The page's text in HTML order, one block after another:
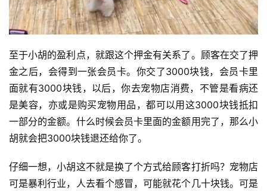
至于小胡的盈利点，就跟这个押金有关系了。顾客在交了押
金之后，会得到一张会员卡。你交了3000块钱，会员卡里
面就有3000块钱，以后，你去宠物店消费，不管是看病还
是美容，亦或是购买宠物用品，都可以用这3000块钱抵扣
一部分的金额。什么时候会员卡里面的金额用完了，那么小
胡就会把3000块钱退还给你了。
仔细一想，小胡这不就是换了个方式给顾客打折吗？宠物店
可是暴利行业，人去看个感冒，可能就花个几十块钱。可是